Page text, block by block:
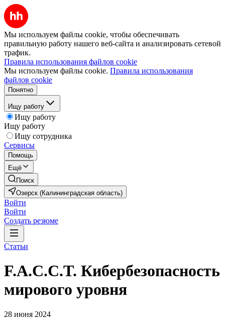
Мы используем файлы cookie, чтобы обеспечивать
правильную работу нашего веб-сайта и анализировать сетевой
трафик.
Правила использования файлов cookie
Мы используем файлы cookie. Правила использования
файлов cookie
Понятно
Ищу работу
Ищу работу
Ищу работу
Ищу сотрудника
Сервисы
Помощь
Ещё
Поиск
Озерск (Калининградская область)
Войти
Войти
Создать резюме
Статьи
F.A.C.C.T. Кибербезопасность
мирового уровня
28 июня 2024